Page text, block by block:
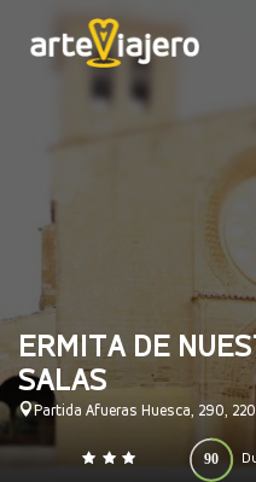
ERMITA DE
SALAS
Partida Afueras Huesca, 290,
90
0 140